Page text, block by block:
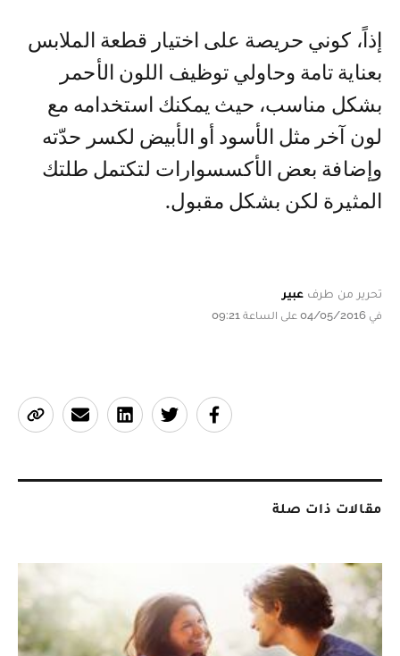
إذاً، كوني حريصة على اختيار قطعة الملابس
بعناية تامة وحاولي توظيف اللون الأحمر
بشكل مناسب، حيث يمكنك استخدامه مع
لون آخر مثل الأسود أو الأبيض لكسر حدّته
وإضافة بعض الأكسسوارات لتكتمل طلتك
المثيرة لكن بشكل مقبول.
تحرير من طرف عبير
في 04/05/2016 على الساعة 09:21
مقالات ذات صلة